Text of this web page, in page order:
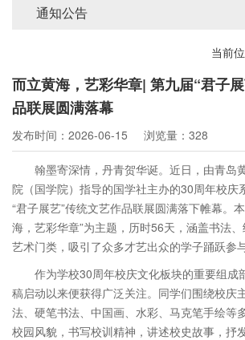
通知公告
当前
而立黄海，艺彩华章| 第九届“君子
品联展圆满落幕
发布时间：2026-06-15 浏览量：328
翰墨寄深情，丹青贺华诞。近日，由青岛
院（国学院）指导的国学社主办的30周年校
“君子展艺”传统文艺作品联展圆满落下帷幕。
海，艺彩华章”为主题，历时56天 ，涵盖书法
艺术门类，吸引了众多才艺出众的学子踊跃参与
作为学校30周年校庆文化板块的重要组成
稿启动以来便获得广泛关注。同学们围绕校庆
法、硬笔书法、中国画、水彩、马克笔手绘等
校园风貌，书写校训精神，讲述校史故事，抒